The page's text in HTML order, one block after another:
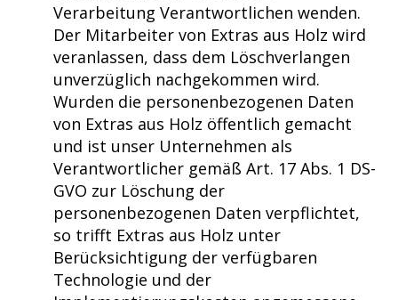
Verarbeitung Verantwortlichen wenden.
Der Mitarbeiter von Extras aus Holz wird
veranlassen, dass dem Löschverlangen
unverzüglich nachgekommen wird.
Wurden die personenbezogenen Daten
von Extras aus Holz öffentlich gemacht
und ist unser Unternehmen als
Verantwortlicher gemäß Art. 17 Abs. 1 DS-
GVO zur Löschung der
personenbezogenen Daten verpflichtet,
so trifft Extras aus Holz unter
Berücksichtigung der verfügbaren
Technologie und der